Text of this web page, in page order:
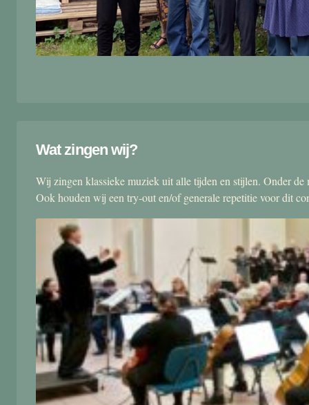
Wat zingen wij?
Wij zingen klassieke muziek uit alle tijden en stijlen. Onder
Ook houden wij een try-out en/of generale repetitie voor dit